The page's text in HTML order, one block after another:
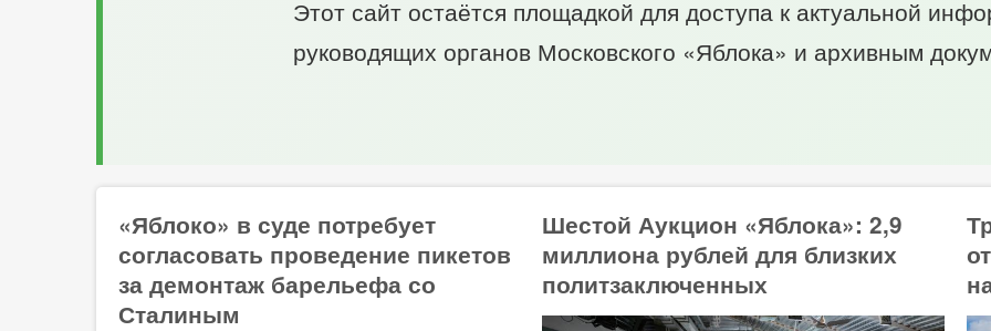
Этот сайт остаётся площадкой для доступа к актуальной
руководящих органов Московского «Яблока» и архивным
«Яблоко» в суде потребует
согласовать проведение пикетов
за демонтаж барельефа со
Сталиным
Шестой Аукцион «Яблока»: 2,9
миллиона рублей для близких
политзаключенных